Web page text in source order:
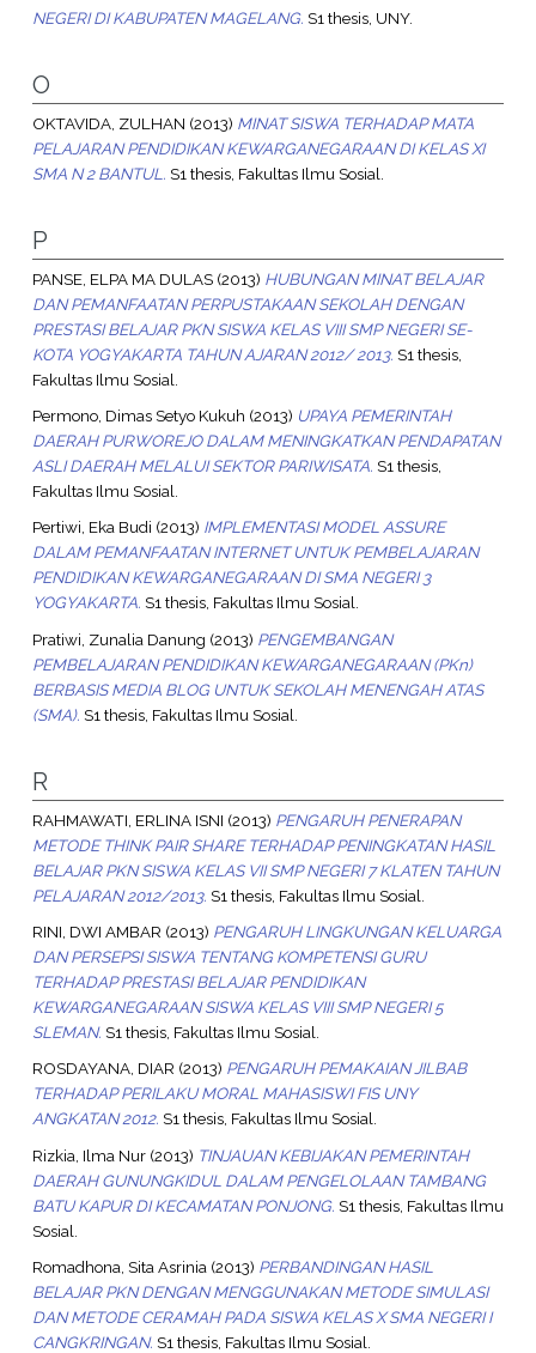
NEGERI DI KABUPATEN MAGELANG. S1 thesis, UNY.
O
OKTAVIDA, ZULHAN (2013) MINAT SISWA TERHADAP MATA
PELAJARAN PENDIDIKAN KEWARGANEGARAAN DI KELAS XI
SMA N 2 BANTUL. S1 thesis, Fakultas Ilmu Sosial.
P
PANSE, ELPA MA DULAS(2013) HUBUNGAN MINAT BELAJAR
DAN PEMANFAATAN PERPUSTAKAAN SEKOLAH DENGAN
PRESTASI BELAJAR PKN SISWA KELAS VIII SMP NEGERI SE-
KOTA YOGYAKARTA TAHUN AJARAN 2012/ 2013. S1 thesis,
Fakultas Ilmu Sosial.
Permono, Dimas Setyo Kukuh (2013) UPAYA PEMERINTAH
DAERAH PURWOREJO DALAM MENINGKATKAN PENDAPATAN
ASLI DAERAH MELALUI SEKTOR PARIWISATA. S1 thesis,
Fakultas Ilmu Sosial.
Pertiwi, Eka Budi (2013) IMPLEMENTASI MODEL ASSURE
DALAM PEMANFAATAN INTERNET UNTUK PEMBELAJARAN
PENDIDIKAN KEWARGANEGARAAN DI SMA NEGERI 3
YOGYAKARTA. S1 thesis, Fakultas Ilmu Sosial.
Pratiwi, Zunalia Danung (2013) PENGEMBANGAN
PEMBELAJARAN PENDIDIKAN KEWARGANEGARAAN (PKn)
BERBASIS MEDIA BLOG UNTUK SEKOLAH MENENGAH ATAS
(SMA). S1 thesis, Fakultas Ilmu Sosial.
R
RAHMAWATI, ERLINA ISNI (2013) PENGARUH PENERAPAN
METODE THINK PAIR SHARE TERHADAP PENINGKATAN HASIL
BELAJAR PKN SISWA KELAS VII SMP NEGERI 7 KLATEN TAHUN
PELAJARAN 2012/2013. S1 thesis, Fakultas Ilmu Sosial.
RINI, DWI AMBAR (2013) PENGARUH LINGKUNGAN KELUARGA
DAN PERSEPSI SISWA TENTANG KOMPETENSI GURU
TERHADAP PRESTASI BELAJAR PENDIDIKAN
KEWARGANEGARAAN SISWA KELAS VIII SMP NEGERI 5
SLEMAN. S1 thesis, Fakultas Ilmu Sosial.
ROSDAYANA, DIAR (2013) PENGARUH PEMAKAIAN JILBAB
TERHADAP PERILAKU MORAL MAHASISWI FIS UNY
ANGKATAN 2012. S1 thesis, Fakultas Ilmu Sosial.
Rizkia, Ilma Nur(2013) TINJAUAN KEBIJAKAN PEMERINTAH
DAERAH GUNUNGKIDUL DALAM PENGELOLAAN TAMBANG
BATU KAPUR DI KECAMATAN PONJONG. S1 thesis, Fakultas Ilmu
Sosial.
Romadhona, Sita Asrinia (2013) PERBANDINGAN HASIL
BELAJAR PKN DENGAN MENGGUNAKAN METODE SIMULASI
DAN METODE CERAMAH PADA SISWA KELAS X SMA NEGERI I
CANGKRINGAN. S1 thesis, Fakultas Ilmu Sosial.